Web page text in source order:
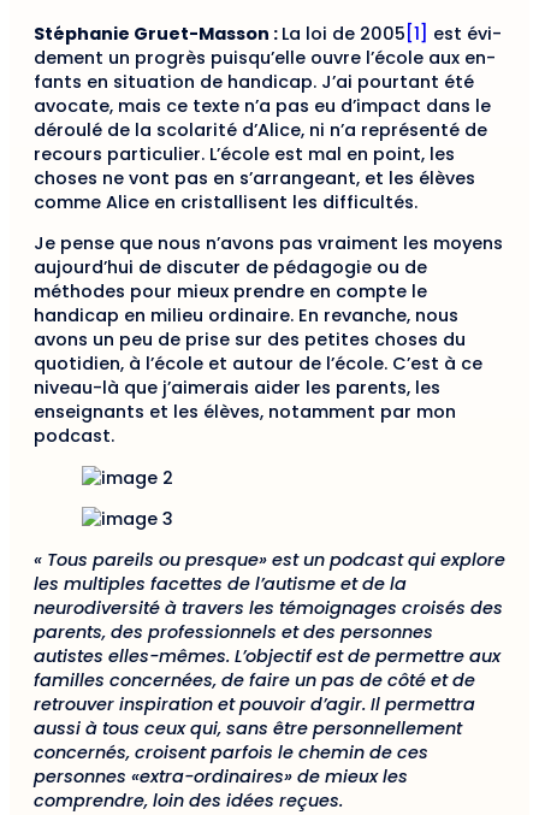
Stéphanie Gruet-Masson : La loi de 2005 [1] est évi­
dement un progrès puisqu’elle ouvre l’école aux en­
fants en situation de handicap. J’ai pourtant été
avo­cate, mais ce texte n’a pas eu d’impact dans le
déroulé de la scolarité d’Alice, ni n’a représenté de
recours particulier. L’école est mal en point, les
choses ne vont pas en s’arrangeant, et les élèves
comme Alice en cristallisent les difficultés.
Je pense que nous n’avons pas vraiment les moyens
aujourd’hui de discuter de pédagogie ou de
méthodes pour mieux prendre en compte le
handicap en mi­lieu ordinaire. En revanche, nous
avons un peu de prise sur des petites choses du
quotidien, à l’école et autour de l’école. C’est à ce
niveau-là que j’aimerais aider les parents, les
enseignants et les élèves, notam­ment par mon
podcast.
« Tous pareils ou presque» est un podcast qui explore
les multiples facettes de l’autisme et de la
neurodiversité à travers les témoignages croisés des
parents, des professionnels et des personnes
autistes elles-mêmes. L’objectif est de permettre aux
familles concernées, de faire un pas de côté et de
retrouver inspiration et pouvoir d’agir. Il permettra
aussi à tous ceux qui, sans être personnellement
concernés, croisent parfois le chemin de ces
personnes «extra-ordinaires» de mieux les
comprendre, loin des idées reçues.